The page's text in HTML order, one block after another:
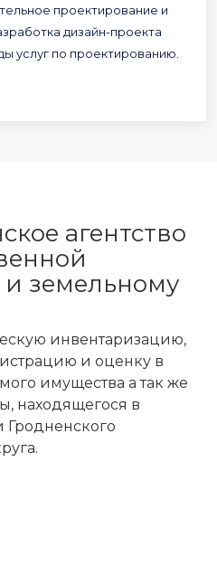
проектирование и
дизайн-проекта
услуг по проектированию.
агентство
земельному
инвентаризацию,
и оценку в
имущества а так же
находящегося в
Гродненского